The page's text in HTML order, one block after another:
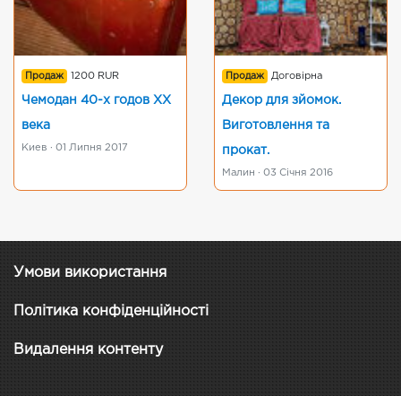
Продаж 1200 RUR
Чемодан 40-х годов ХХ
века
Киев · 01 Липня 2017
Продаж Договірна
Декор для зйомок.
Виготовлення та
прокат.
Малин · 03 Січня 2016
Умови використання
Політика конфіденційності
Видалення контенту